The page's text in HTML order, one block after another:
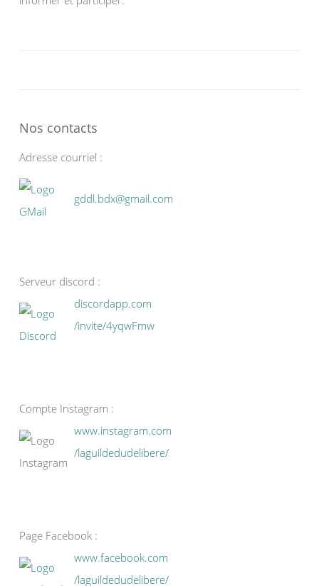
Nos contacts
Adresse courriel :
gddl.bdx@gmail.com
Serveur discord :
discordapp.com
/invite/4yqwFmw
Compte Instagram :
www.instagram.com
/laguildedudelibere/
Page Facebook :
www.facebook.com
/laguildedudelibere/